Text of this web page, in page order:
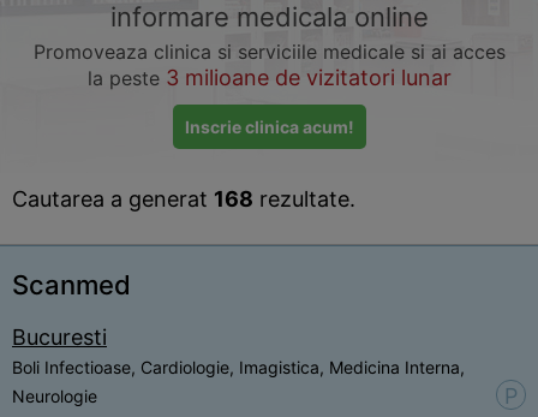
informare medicala online
Promoveaza clinica si serviciile medicale si ai acces
la peste 3 milioane de vizitatori lunar
Inscrie clinica acum!
Cautarea a generat 168 rezultate.
Scanmed
Bucuresti
Boli Infectioase, Cardiologie, Imagistica, Medicina Interna,
Neurologie
P